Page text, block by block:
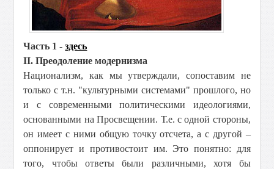
Часть 1 -здесь
II. Преодоление модернизма
Национализм, как мы утверждали, сопоставим не
только с т.н. "культурными системами" прошлого, но
и с современными политическими идеологиями,
основанными на Просвещении. Т.е. с одной стороны,
он имеет с ними общую точку отсчета, а с другой –
оппонирует и противостоит им. Это понятно: для
того, чтобы ответы были различными, хотя бы